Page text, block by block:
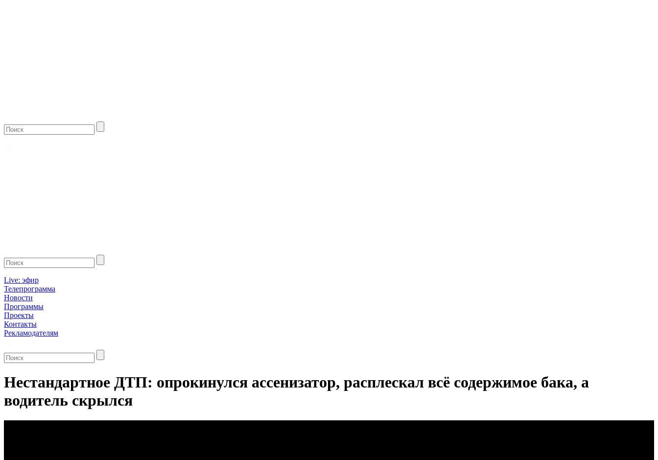
Live: эфир
Телепрограмма
Новости
Программы
Проекты
Контакты
Рекламодателям
Нестандартное ДТП: опрокинулся ассенизатор, расплескал всё содержимое бака, а
водитель скрылся